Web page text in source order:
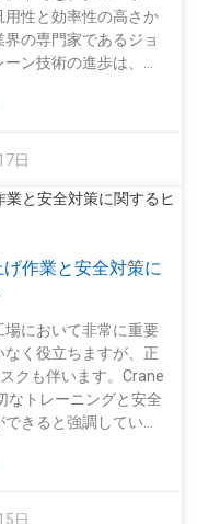
力、そしてタイミン
の具体的なテクニッ
レイヤーでさえ時に
さい。それも楽しみ
ずに続ければ、もし
かもしれませんよ！
性と効率性の高さか
の専門家であるジョ
ン技術の進歩は、資
この分野でどれほど
ーンサプライヤーへ
Jiubangのような企業
とで名を馳せていま
ーションを求めてい
く、それぞれが最高
安全性に影響を与え
てしまう可能性があ
あります。高品質の
使用することは、プ
しかし、すべてのサ
いるわけではないた
ためには、慎重な選
日
作業と安全対策に
場において非常に重要
く役立ちますが、正
クも伴います。Crane
なトレーニングと安全
きると強調していま
内クレーンを操作す
くなるため、常に周
日